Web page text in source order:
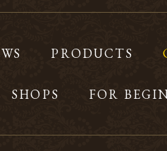
PRODUCTS
SHOPS FOR